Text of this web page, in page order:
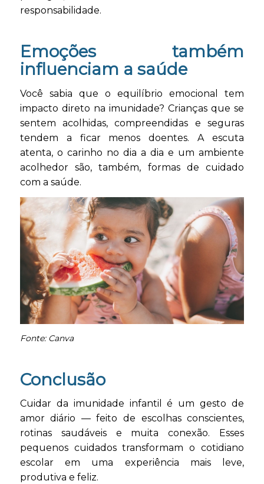
responsabilidade.
Emoções também
influenciam a saúde
Você sabia que o equilíbrio emocional tem
impacto direto na imunidade? Crianças que se
sentem acolhidas, compreendidas e seguras
tendem a ficar menos doentes. A escuta
atenta, o carinho no dia a dia e um ambiente
acolhedor são, também, formas de cuidado
com a saúde.
Fonte: Canva
Conclusão
Cuidar da imunidade infantil é um gesto de
amor diário — feito de escolhas conscientes,
rotinas saudáveis e muita conexão. Esses
pequenos cuidados transformam o cotidiano
escolar em uma experiência mais leve,
produtiva e feliz.